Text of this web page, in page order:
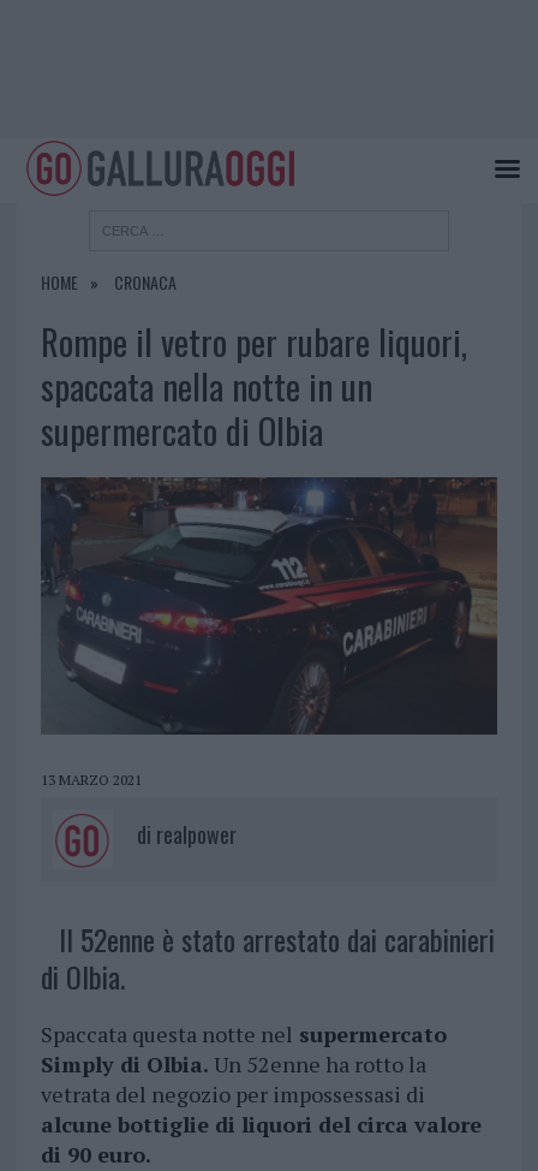
HOME CRONACA
Rompe il vetro per rubare liquori,
spaccata nella notte in un
supermercato di Olbia
13 MARZO 2021
di realpower
Il 52enne è stato arrestato dai carabinieri
di Olbia.
Spaccata questa notte nel supermercato
Simply di Olbia. Un 52enne ha rotto la
vetrata del negozio per impossessasi di
alcune bottiglie di liquori del circa valore
di 90 euro.